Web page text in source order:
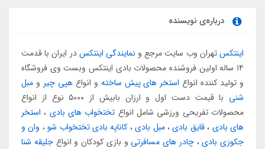
درباره‌ی نویسنده
اینتکستهران وب سایت مرجع و نمایندگی اینتکسدر ایران با قدمت
۱۴ ساله اولین فروشنده محصولات بادی اینتکس وبست وی فروشگاه
و تولید کننده انواع استخر های پیش ساخته و انواعهپی چیر و مبل
شنی
با قیمت دست اول و ارزان بابیش از ۵۰۰۰ نوع از انواع
محصولات تفریحی ورزشی شامل انواع تختخواب های بادی ، استخر
های بادی ،قایق بادی،مبل بادی، کاناپه بادی تختخواب شو، وان و
جکوزی بادی،چادر های مسافرتی و بازی کودکان و انواعجلیقه شنا